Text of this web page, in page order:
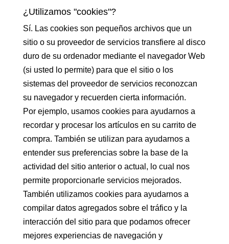
¿Utilizamos "cookies"?
Sí. Las cookies son pequeños archivos que un
sitio o su proveedor de servicios transfiere al disco
duro de su ordenador mediante el navegador Web
(si usted lo permite) para que el sitio o los
sistemas del proveedor de servicios reconozcan
su navegador y recuerden cierta información.
Por ejemplo, usamos cookies para ayudarnos a
recordar y procesar los artículos en su carrito de
compra. También se utilizan para ayudarnos a
entender sus preferencias sobre la base de la
actividad del sitio anterior o actual, lo cual nos
permite proporcionarle servicios mejorados.
También utilizamos cookies para ayudarnos a
compilar datos agregados sobre el tráfico y la
interacción del sitio para que podamos ofrecer
mejores experiencias de navegación y